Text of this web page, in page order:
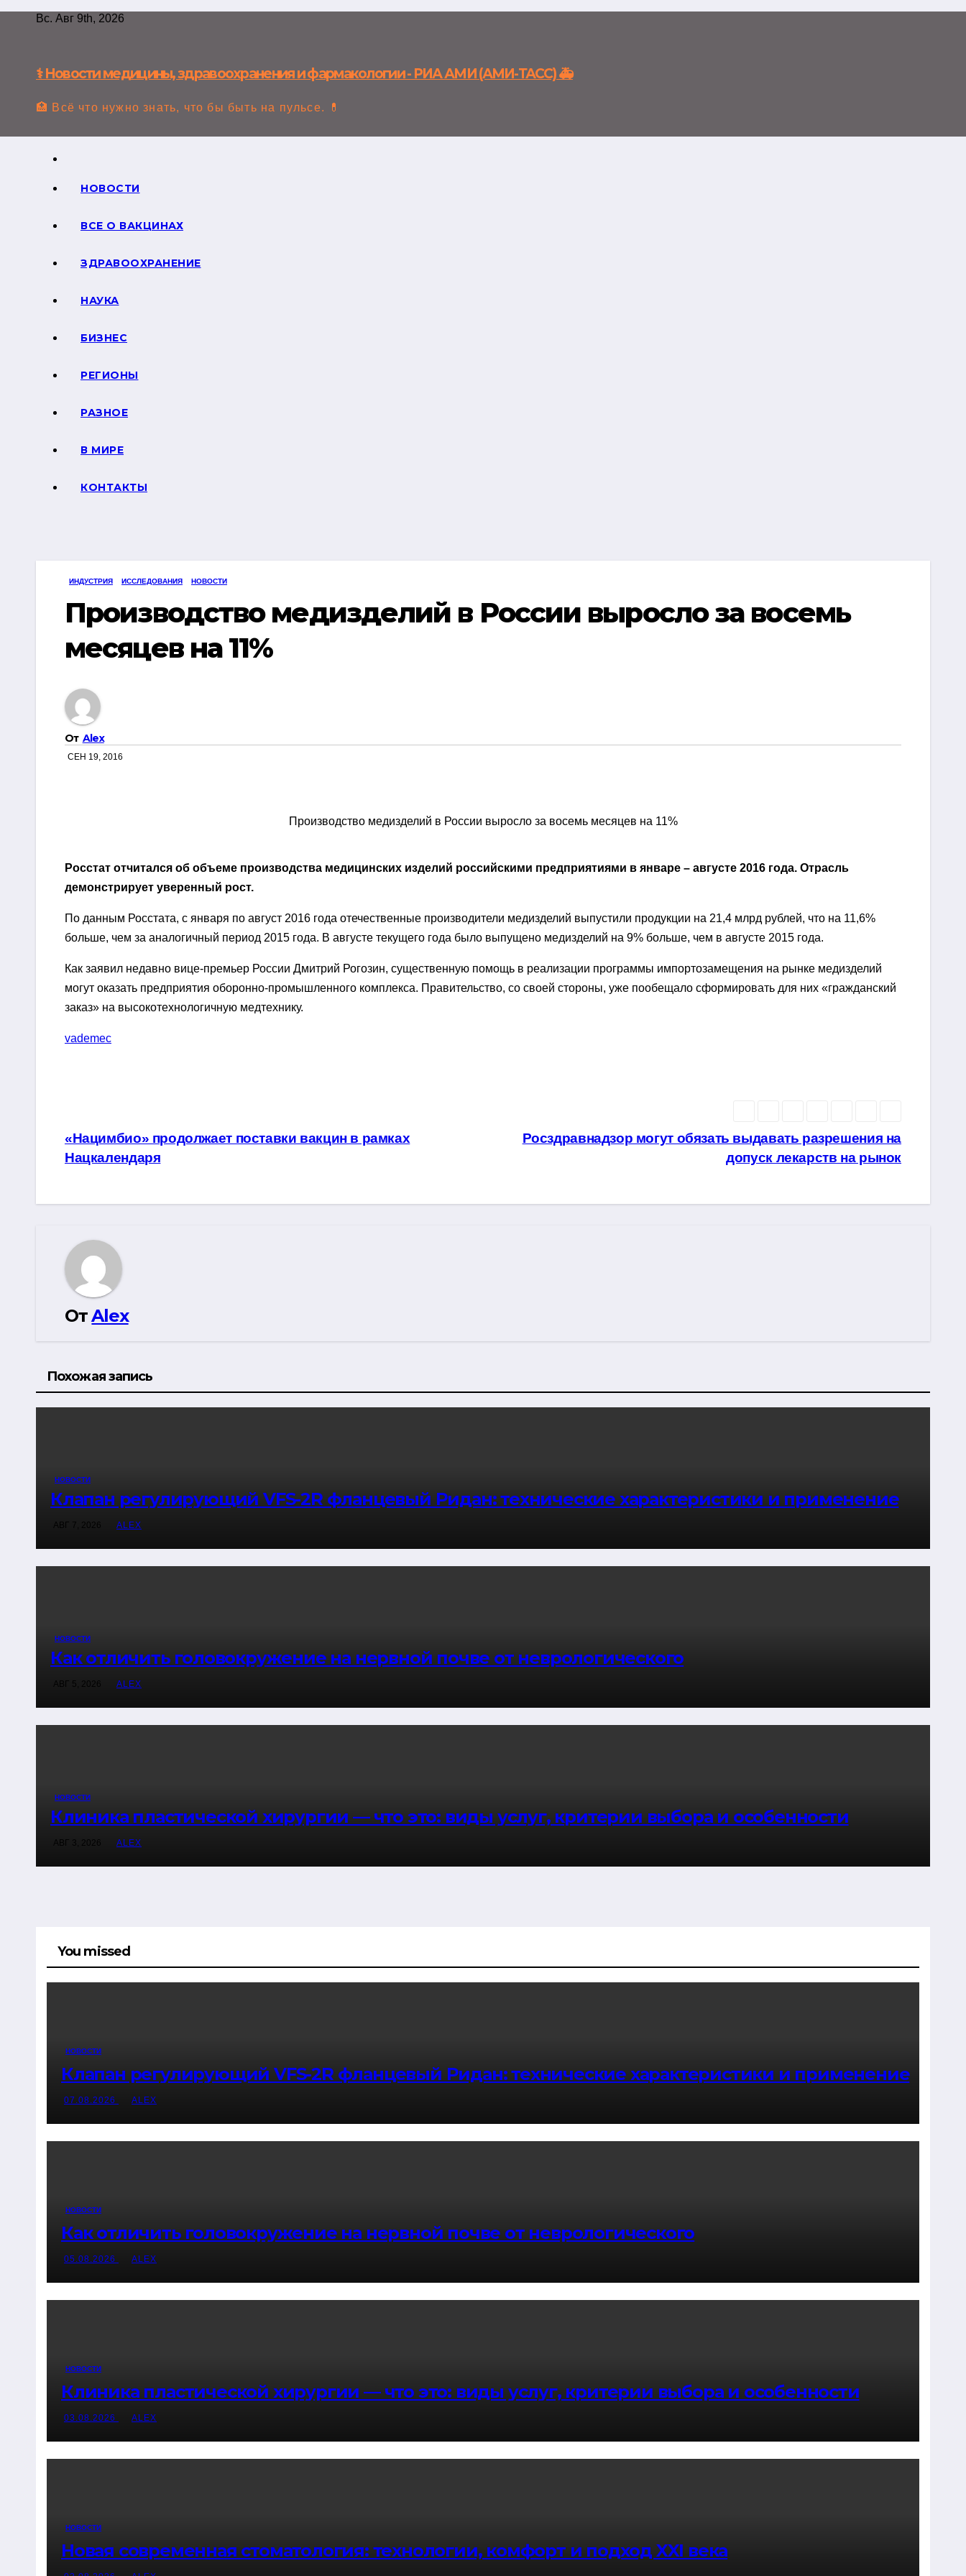
Перейти
Вс. Авг 9th, 2026
⚕️ Новости медицины, здравоохранения и фармакологии - РИА АМИ (АМИ-ТАСС) 🚑
🏥 Всё что нужно знать, что бы быть на пульсе. 💊
НОВОСТИ
ВСЕ О ВАКЦИНАХ
ЗДРАВООХРАНЕНИЕ
НАУКА
БИЗНЕС
РЕГИОНЫ
РАЗНОЕ
В МИРЕ
КОНТАКТЫ
ИНДУСТРИЯ ИССЛЕДОВАНИЯ НОВОСТИ
Производство медизделий в России выросло за восемь
месяцев на 11%
От Alex
СЕН 19, 2016
Производство медизделий в России выросло за восемь месяцев на 11%
Росстат отчитался об объеме производства медицинских изделий российскими предприятиями в январе – августе 2016 года. Отрасль
демонстрирует уверенный рост.
По данным Росстата, с января по август 2016 года отечественные производители медизделий выпустили продукции на 21,4 млрд рублей, что на 11,6%
больше, чем за аналогичный период 2015 года. В августе текущего года было выпущено медизделий на 9% больше, чем в августе 2015 года.
Как заявил недавно вице-премьер России Дмитрий Рогозин, существенную помощь в реализации программы импортозамещения на рынке медизделий
могут оказать предприятия оборонно-промышленного комплекса. Правительство, со своей стороны, уже пообещало сформировать для них «гражданский
заказ» на высокотехнологичную медтехнику.
vademec
Навигация
по
записям
Росздравнадзор могут обязать выдавать разрешения на
допуск лекарств на рынок
«Нацимбио» продолжает поставки вакцин в рамках
Нацкалендаря
ОтAlex
Похожая запись
НОВОСТИ
Клапан регулирующий VFS-2R фланцевый Ридан: технические характеристики и применение
АВГ 7, 2026 ALEX
НОВОСТИ
Как отличить головокружение на нервной почве от неврологического
АВГ 5, 2026 ALEX
НОВОСТИ
Клиника пластической хирургии — что это: виды услуг, критерии выбора и особенности
АВГ 3, 2026 ALEX
You missed
НОВОСТИ
Клапан регулирующий VFS-2R фланцевый Ридан: технические характеристики и применение
07.08.2026 ALEX
НОВОСТИ
Как отличить головокружение на нервной почве от неврологического
05.08.2026 ALEX
НОВОСТИ
Клиника пластической хирургии — что это: виды услуг, критерии выбора и особенности
03.08.2026 ALEX
НОВОСТИ
Новая современная стоматология: технологии, комфорт и подход XXI века